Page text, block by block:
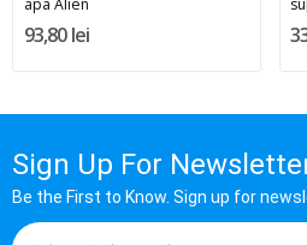
93,80 lei
Sign Up For
Be the First to Know. Sign up for